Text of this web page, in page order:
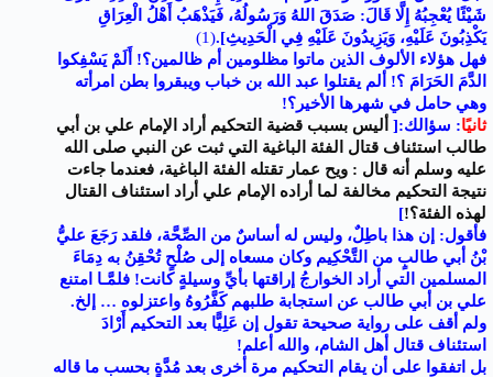
شَيْئًا يُعْجِبُهُ إِلَّا قَالَ: صَدَقَ اللهُ وَرَسُولُهُ، فَيَذْهَبُ أَهْلُ الْعِرَاقِ
يَكْذِبُونَ عَلَيْهِ، وَيَزِيدُونَ عَلَيْهِ فِي الْحَدِيثِ].
(1)
فهل هؤلاء الألوف الذين ماتوا مظلومين أم ظالمين؟! أَلَمْ يَسْفِكوا
الدَّمَ الحَرَامَ ؟! ألم يقتلوا عبد الله بن خباب ويبقروا بطن امرأته
وهي حامل في شهرها الأخير؟!
ثانيًا: سؤالك:[أليس بسبب قضية التحكيم أراد الإمام علي بن أبي
طالب استئناف قتال الفئة الباغية التي ثبت عن النبي صلى الله
عليه وسلم أنه قال : ويح عمار تقتله الفئة الباغية، فعندما جاءت
نتيجة التحكيم مخالفة لما أراده الإمام علي أراد استئناف القتال
لهذه الفئة؟!]
فأقول: إن هذا باطِلٌ، وليس له أساسٌ من الصِّحَّة، فلقد رَجَعَ عليُّ
بْنُ أبي طالبٍ من التَّحْكِيم وكان مسعاه إلى صُلْحٍ تُحْقِنُ به دِمَاءَ
المسلمين التي أراد الخوارجُ إراقتها بأيِّ وسيلةٍ كانت! فلمَّـا امتنع
علي بن أبي طالب عن استجابة طلبهم كَفَّرُوهُ واعتزلوه … إلخ.
ولم أقف على رواية صحيحة تقول إن عَلِيًّا بعد التحكيم أَرْادَ
استئناف قتال أهل الشام، والله أعلم!
بل اتفقوا على أن يقام التحكيم مرة أخرى بعد مُدَّةٍ بحسب ما قاله